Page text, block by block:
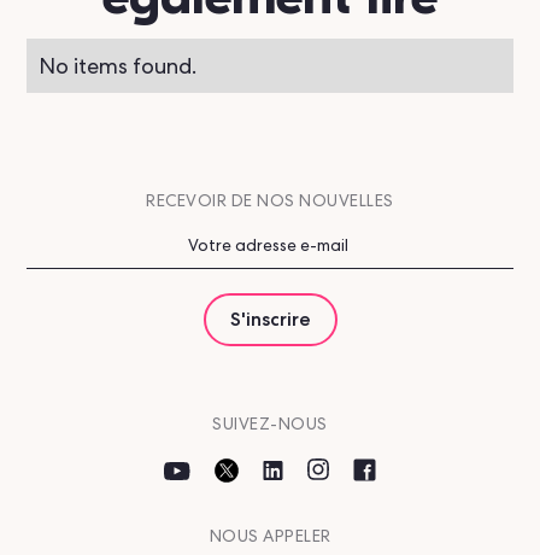
No items found.
SUIVEZ-NOUS
NOUS APPELER
RECEVOIR DE NOS NOUVELLES